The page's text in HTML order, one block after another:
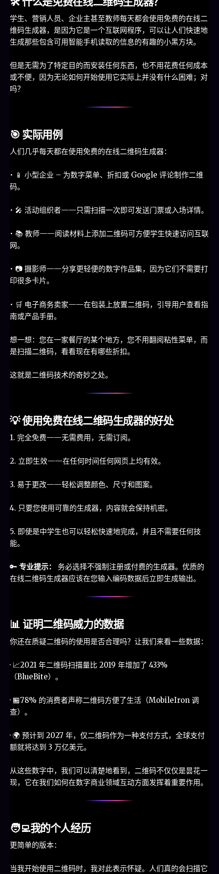
学生、营销人员、企业主甚至教师每天都会使用免费的在线二
维码生成器，是因为它是一个互联网程序，可以让人们快速地
生成那些包含可用智能手机读取的信息的有趣的小黑方块。
但是无需为了特定目的而安装任何东西，也不用花费任何成本
或不便，因为无论如何开始使用它实际上并没有什么困难；对
吗？
🎯 实际用例
人们几乎每天都在使用免费的在线二维码生成器：
• 📱 小型企业 – 为数字菜单、折扣或 Google 评论制作二维
码。
• 🎤 活动组织者——只需扫描一次即可发送门票或入场详情。
• 📚 教师——阅读材料上添加二维码可方便学生快速访问互联
网。
• 📷 摄影师——分享更轻便的数字作品集，因为它们不需要打
印很多卡片。
• 🛒 电子商务卖家——在包装上放置二维码，引导用户查看指
南或产品手册。
想一想：您在一家餐厅的某个地方，您不用翻阅粘性菜单，而
是扫描二维码，看看现在有哪些折扣。
这就是二维码技术的奇妙之处。
💡 使用免费在线二维码生成器的好处
1. 完全免费——无需费用，无需订阅。
2. 立即生效——在任何时间任何网页上均有效。
3. 易于更改——轻松调整颜色、尺寸和图案。
4. 只要您使用可靠的生成器，内容就会保持机密。
5. 即使是中学生也可以轻松快速地完成，并且不需要任何技
能。
🔑 专业提示：
务必选择不强制注册或付费的生成器。优质的
在线二维码生成器应该在您输入编码数据后立即生成输出。
📊 证明二维码威力的数据
你还在质疑二维码的使用是否合理吗？让我们来看一些数据：
· 📈2021 年二维码扫描量比 2019 年增加了 433%
（BlueBite）。
· 🏪78% 的消费者声称二维码方便了生活（MobileIron 调
查）。
· 🌍 预计到 2027 年，仅二维码作为一种支付方式，全球支付
额就将达到 3 万亿美元。
从这些数字中，我们可以清楚地看到，二维码不仅仅是昙花一
现，它在我们如何在数字商业领域互动方面发挥着重要作用。
🧑‍💻我的个人经历
更简单的版本：
当我开始使用二维码时，我对此表示怀疑。人们真的会扫描它